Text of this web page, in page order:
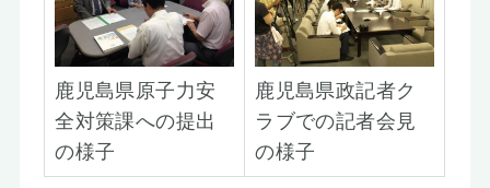
鹿児島県原子力安
全対策課への提出
の様子
鹿児島県政記者ク
ラブでの記者会見
の様子